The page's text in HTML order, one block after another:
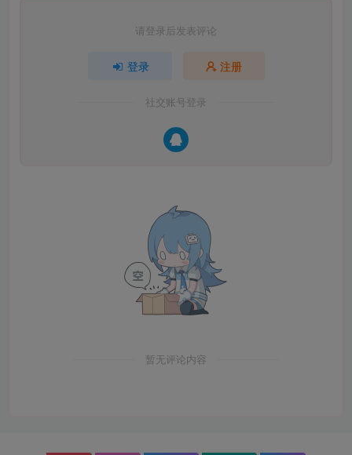
请登录后发表评论
登录 注册
社交账号登录
暂无评论内容